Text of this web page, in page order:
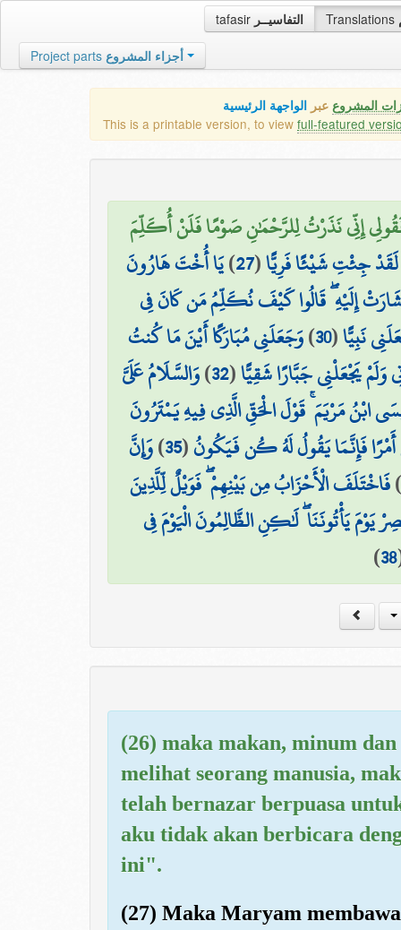
tafasir التفاسيــر Translations
Project parts أجزاء المشروع
المشروع عبر الواجهة الرئيسية
This is a printable version, to view full-featured
إِنِّي نَذَرْتُ لِلرَّحْمَٰنِ صَوْمًا فَلَنْ أُكَلِّمَ
لَقَدْ جِئْتِ شَيْئًا فَرِيًّا(
27
)يَا أُخْتَ هَارُونَ
إِلَيْهِ ۖ قَالُوا كَيْفَ نُكَلِّمُ مَن كَانَ فِي
نَبِيًّا(
30
)وَجَعَلَنِي مُبَارَكًا أَيْنَ مَا كُنتُ
وَلَمْ يَجْعَلْنِي جَبَّارًا شَقِيًّا(
32
)وَالسَّلَامُ عَلَيَّ
ابْنُ مَرْيَمَ ۚ قَوْلَ الْحَقِّ الَّذِي فِيهِ يَمْتَرُونَ
فَإِنَّمَا يَقُولُ لَهُ كُن فَيَكُونُ(
35
)وَإِنَّ
)فَاخْتَلَفَ الْأَحْزَابُ مِن بَيْنِهِمْ ۖ فَوَيْلٌ لِّلَّذِينَ
يَوْمَ يَأْتُونَنَا ۖ لَٰكِنِ الظَّالِمُونَ الْيَوْمَ فِي
38
)
(26) maka makan, minum
melihat seorang manusia,
telah bernazar berpuasa
aku tidak akan berbicara
ini".
(27) Maka Maryam